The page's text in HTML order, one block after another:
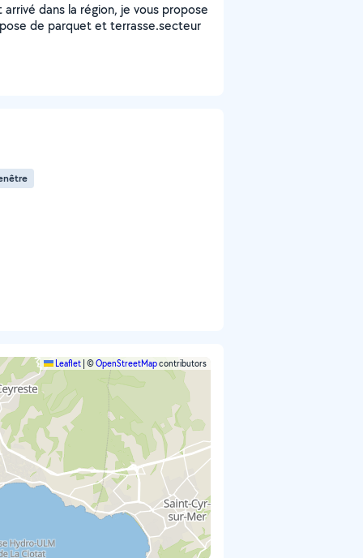
dans la région, je vous propose
de parquet et terrasse.secteur
Leaflet ©OpenStreetMapcontributors